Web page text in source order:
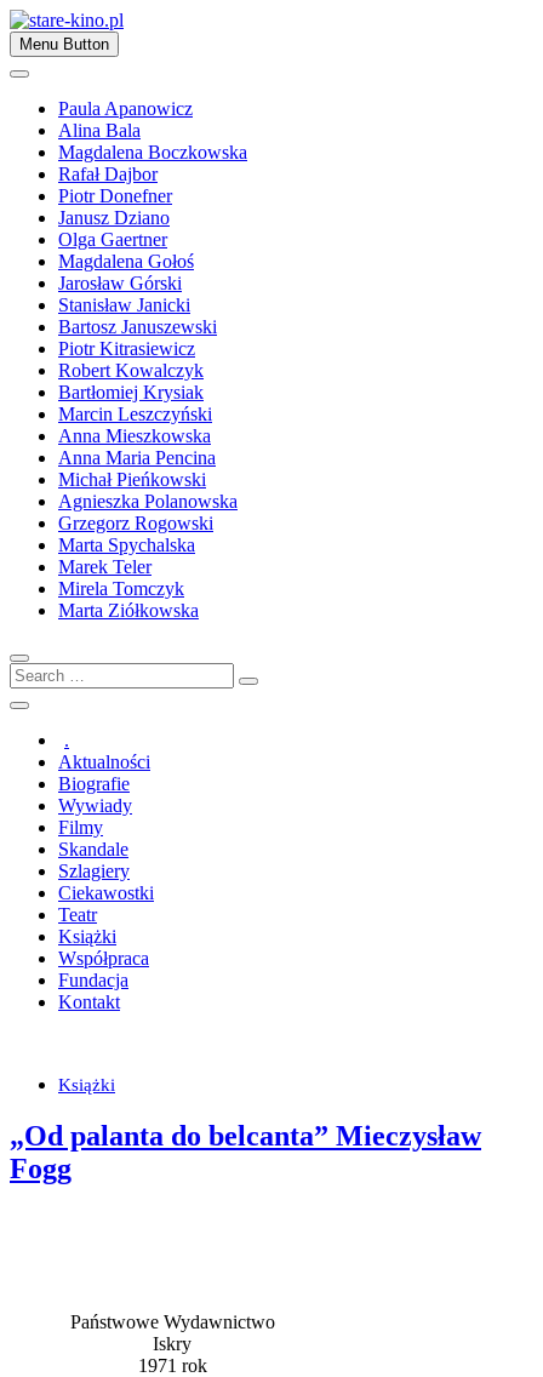
Skip
to
content
stare-kino.pl
Zapraszamy
Menu Button
Paula Apanowicz
Alina Bala
Magdalena Boczkowska
Rafał Dajbor
Piotr Donefner
Janusz Dziano
Olga Gaertner
Magdalena Gołoś
Jarosław Górski
Stanisław Janicki
Bartosz Januszewski
Piotr Kitrasiewicz
Robert Kowalczyk
Bartłomiej Krysiak
Marcin Leszczyński
Anna Mieszkowska
Anna Maria Pencina
Michał Pieńkowski
Agnieszka Polanowska
Grzegorz Rogowski
Marta Spychalska
Marek Teler
Mirela Tomczyk
Marta Ziółkowska
Search
…
.
Aktualności
Biografie
Wywiady
Filmy
Skandale
Szlagiery
Ciekawostki
Teatr
Książki
Współpraca
Fundacja
Kontakt
Książki
„Od palanta do belcanta” Mieczysław
Fogg
Państwowe Wydawnictwo
Iskry
1971 rok